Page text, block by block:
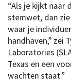
“Als je kijkt naar
stemwet, dan
waar je
handhaven,” zei
Laboratories
Texas en een
wachten staat.”